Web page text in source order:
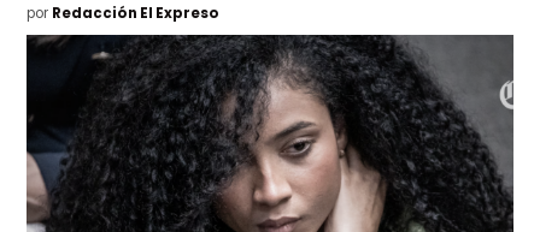
por Redacción El Expreso